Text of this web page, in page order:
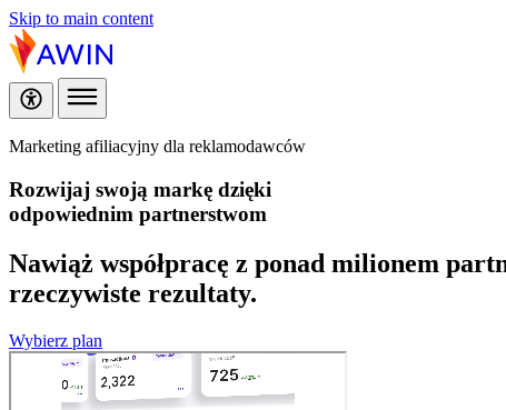
Skip to main content
Marketing afiliacyjny dla reklamodawców
Rozwijaj swoją markę dzięki
odpowiednim partnerstwom
Nawiąż współpracę z ponad milionem
rzeczywiste rezultaty.
Wybierz plan